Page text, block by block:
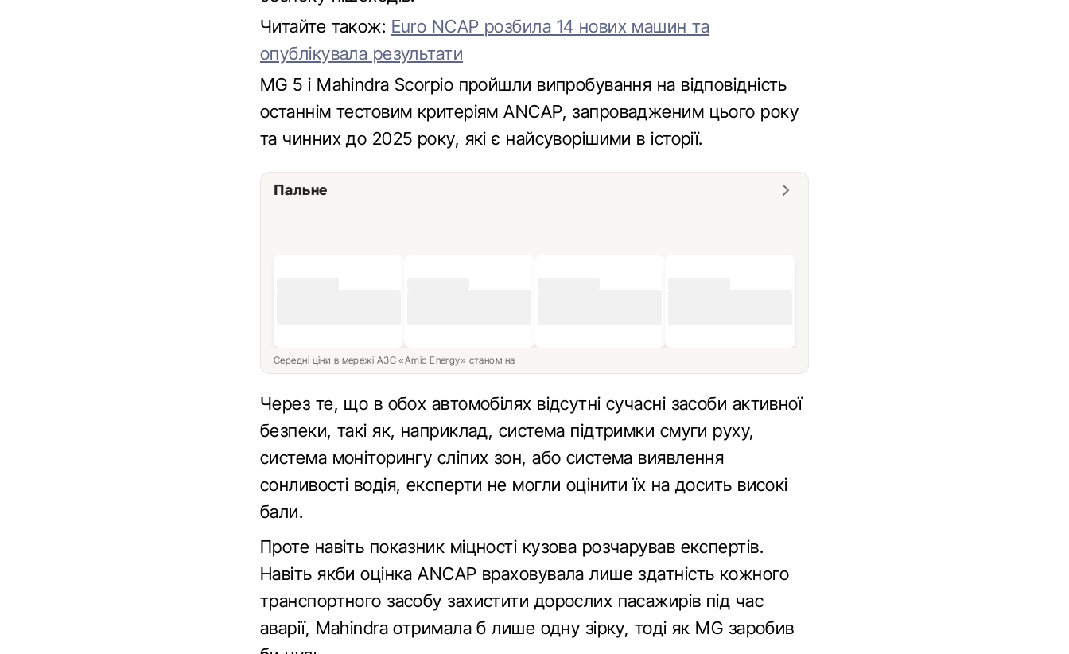
Читайте також: Euro NCAP розбила 14 нових машин та
опублікувала результати
MG 5 і Mahindra Scorpio пройшли випробування на відповідність
останнім тестовим критеріям ANCAP, запровадженим цього року
та чинних до 2025 року, які є найсуворішими в історії.
Пальне
Середні ціни в мережі АЗС «Amic Energy» станом на
Через те, що в обох автомобілях відсутні сучасні засоби активної
безпеки, такі як, наприклад, система підтримки смуги руху,
система моніторингу сліпих зон, або система виявлення
сонливості водія, експерти не могли оцінити їх на досить високі
бали.
Проте навіть показник міцності кузова розчарував експертів.
Навіть якби оцінка ANCAP враховувала лише здатність кожного
транспортного засобу захистити дорослих пасажирів під час
аварії, Mahindra отримала б лише одну зірку, тоді як MG заробив